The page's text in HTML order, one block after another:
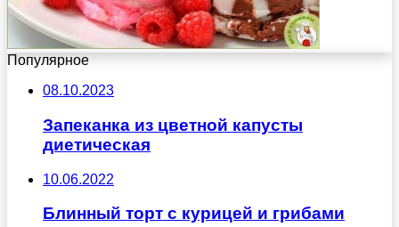
Популярное
08.10.2023
Запеканка из цветной капусты
диетическая
10.06.2022
Блинный торт с курицей и грибами